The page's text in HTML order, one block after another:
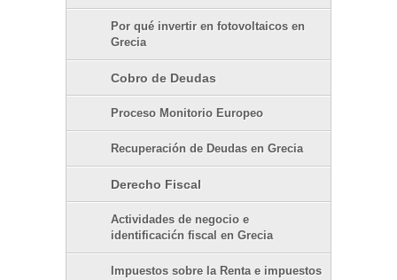
Por qué invertir en fotovoltaicos en
Grecia
Cobro de Deudas
Proceso Monitorio Europeo
Recuperación de Deudas en Grecia
Derecho Fiscal
Actividades de negocio e
identificacićn fiscal en Grecia
Impuestos sobre la Renta e impuestos